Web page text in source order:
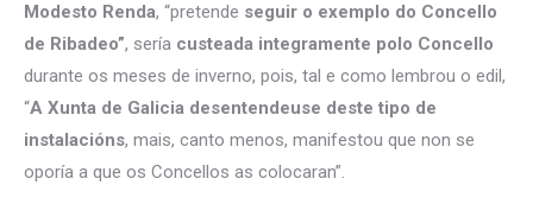
Modesto Renda, “pretende seguir o exemplo do Concello
de Ribadeo”, sería custeada integramente polo Concello
durante os meses de inverno, pois, tal e como lembrou o edil,
“A Xunta de Galicia desentendeuse deste tipo de
instalacións, mais, canto menos, manifestou que non se
oporía a que os Concellos as colocaran”.